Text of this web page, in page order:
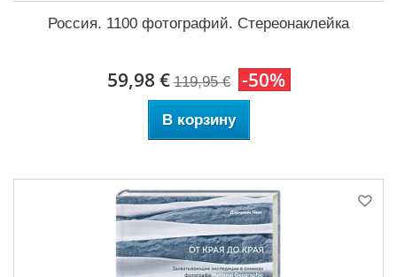
Россия. 1100 фотографий. Стереонаклейка
59,98 € 119,95 € -50%
В корзину